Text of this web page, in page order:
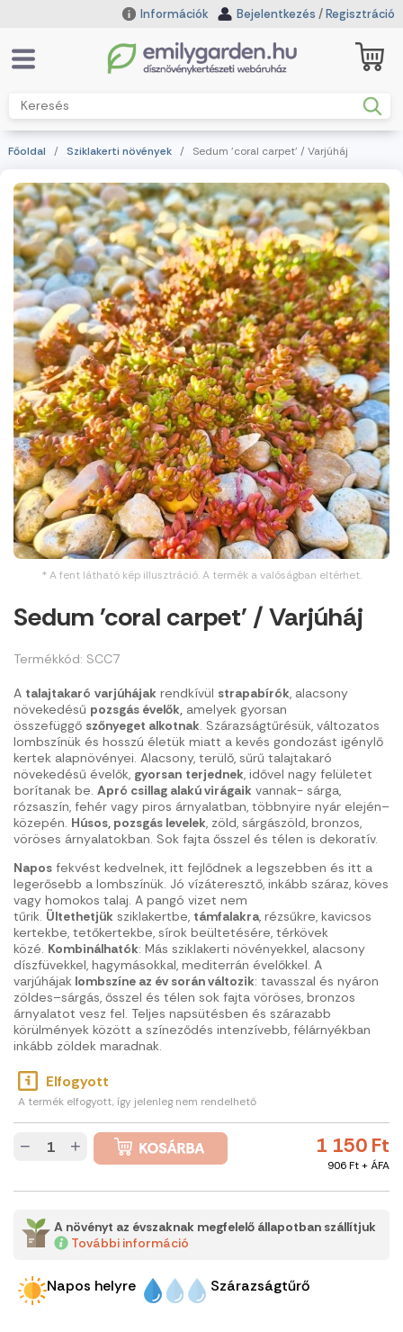
Információk Bejelentkezés /Regisztráció
Főoldal / Sziklakerti növények / Sedum 'coral carpet' / Varjúháj
* A fent látható kép illusztráció. A termék a valóságban eltérhet.
Sedum 'coral carpet' / Varjúháj
Termékkód: SCC7
A talajtakaró varjúhájak rendkívül strapabírók, alacsony
növekedésű pozsgás évelők, amelyek gyorsan
összefüggő szőnyeget alkotnak. Szárazságtűrésük, változatos
lombszínük és hosszú életük miatt a kevés gondozást igénylő
kertek alapnövényei. Alacsony, terülő, sűrű talajtakaró
növekedésű évelők, gyorsan terjednek, idővel nagy felületet
borítanak be. Apró csillag alakú virágaik vannak- sárga,
rózsaszín, fehér vagy piros árnyalatban, többnyire nyár elején–
közepén. Húsos, pozsgás levelek, zöld, sárgászöld, bronzos,
vöröses árnyalatokban. Sok fajta ősszel és télen is dekoratív.
Napos fekvést kedvelnek, itt fejlődnek a legszebben és itt a
legerősebb a lombszínük. Jó vízáteresztő, inkább száraz, köves
vagy homokos talaj. A pangó vizet nem
tűrik. Ültethetjük sziklakertbe, támfalakra, rézsűkre, kavicsos
kertekbe, tetőkertekbe, sírok beültetésére, térkövek
közé. Kombinálhatók: Más sziklakerti növényekkel, alacsony
díszfüvekkel, hagymásokkal, mediterrán évelőkkel. A
varjúhájak lombszíne az év során változik: tavasszal és nyáron
zöldes–sárgás, ősszel és télen sok fajta vöröses, bronzos
árnyalatot vesz fel. Teljes napsütésben és szárazabb
körülmények között a színeződés intenzívebb, félárnyékban
inkább zöldek maradnak.
Elfogyott
A termék elfogyott, így jelenleg nem rendelhető
1 150 Ft
906 Ft + ÁFA
− +
A növényt az évszaknak megfelelő állapotban szállítjuk
További információ
Napos helyre Szárazságtűrő